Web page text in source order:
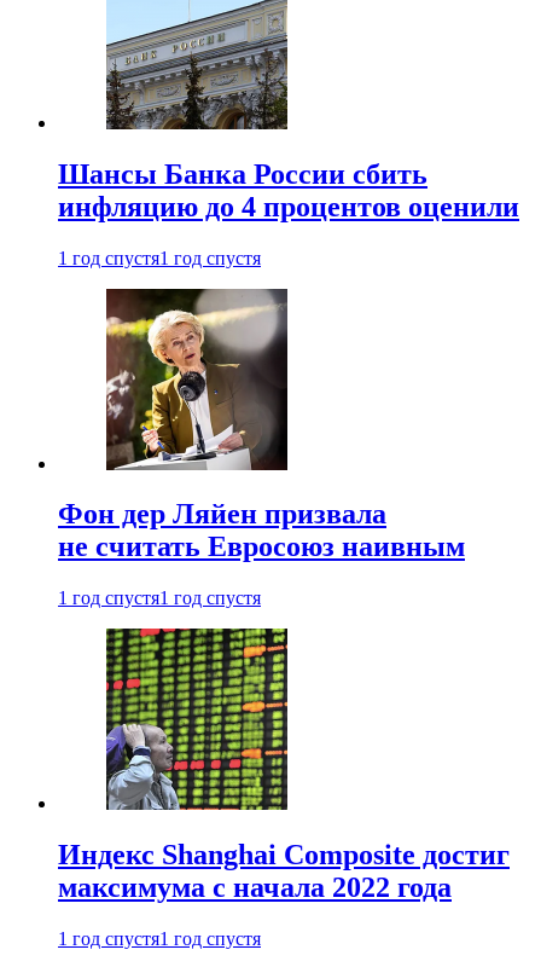
Шансы Банка России сбить
инфляцию до 4 процентов оценили
1 год спустя1 год спустя
Фон дер Ляйен призвала
не считать Евросоюз наивным
1 год спустя1 год спустя
Индекс Shanghai Composite достиг
максимума с начала 2022 года
1 год спустя1 год спустя